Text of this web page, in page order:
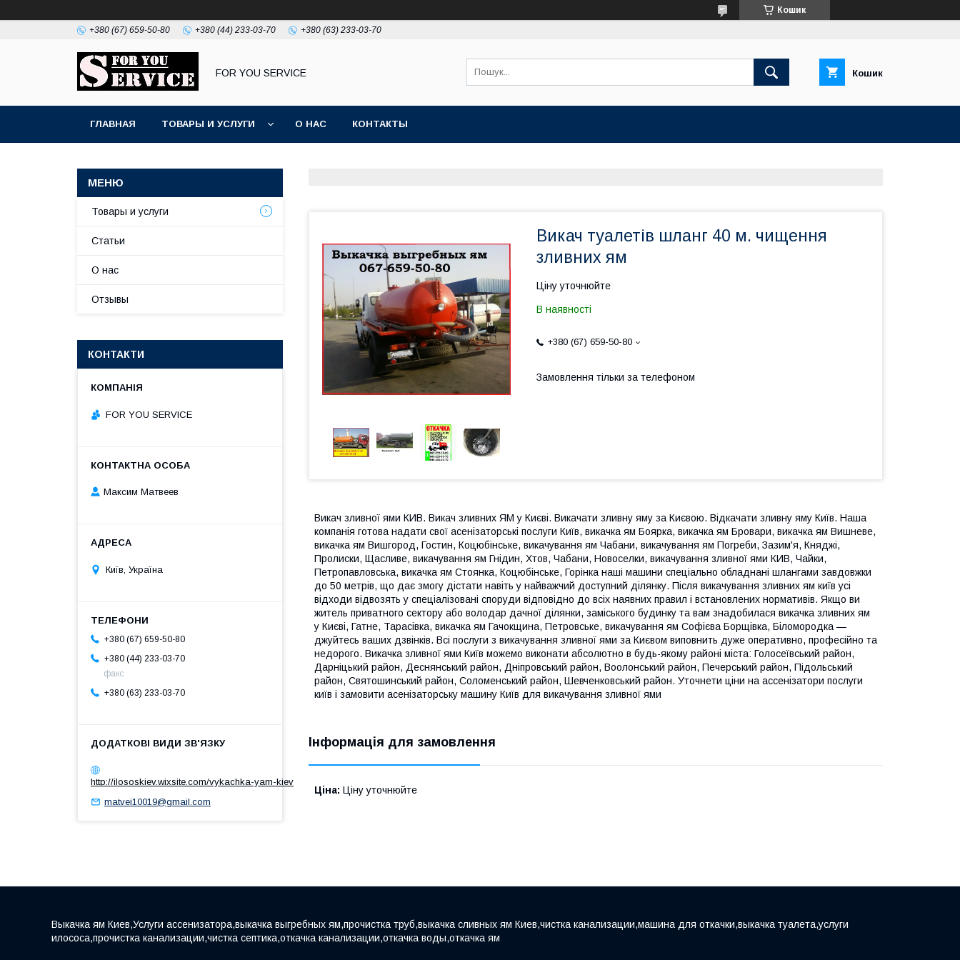
Кошик
+380 (67) 659-50-80 +380 (44) 233-03-70 +380 (63) 233-03-70
FOR YOU SERVICE Кошик
ГЛАВНАЯ ТОВАРЫ И УСЛУГИ О НАС КОНТАКТЫ
Викач туалетів шланг 40 м. чищення
зливних ям
Ціну уточнюйте
В наявності
+380 (67) 659-50-80
Замовлення тільки за телефоном
Викач зливної ями КИВ. Викач зливних ЯМ у Києві. Викачати зливну яму за Києвою. Відкачати зливну яму Київ. Наша
компанія готова надати свої асенізаторські послуги Київ, викачка ям Боярка, викачка ям Бровари, викачка ям Вишневе,
викачка ям Вишгород, Гостин, Коцюбінське, викачування ям Чабани, викачування ям Погреби, Зазим'я, Княджі,
Пролиски, Щасливе, викачування ям Гнідин, Хтов, Чабани, Новоселки, викачування зливної ями КИВ, Чайки,
Петропавловська, викачка ям Стоянка, Коцюбінське, Горінка наші машини спеціально обладнані шлангами завдовжки
до 50 метрів, що дає змогу дістати навіть у найважчий доступний ділянку. Після викачування зливних ям київ усі
відходи відвозять у спеціалізовані споруди відповідно до всіх наявних правил і встановлених нормативів. Якщо ви
житель приватного сектору або володар дачної ділянки, заміського будинку та вам знадобилася викачка зливних ям
у Києві, Гатне, Тарасівка, викачка ям Гачокщина, Петровське, викачування ям Софієва Борщівка, Біломородка —
джуйтесь ваших дзвінків. Всі послуги з викачування зливної ями за Києвом виповнить дуже оперативно, професійно та
недорого. Викачка зливної ями Київ можемо виконати абсолютно в будь-якому районі міста: Голосеївський район,
Дарніцький район, Деснянський район, Дніпровський район, Воолонський район, Печерський район, Підольський
район, Святошинський район, Соломенський район, Шевченковський район. Уточнети ціни на ассенізатори послуги
київ і замовити асенізаторську машину Київ для викачування зливної ями
Інформація для замовлення
Ціна: Ціну уточнюйте
Товары и услуги
Статьи
О нас
Отзывы
КОНТАКТИ
FOR YOU SERVICE
Максим Матвеев
Київ, Україна
+380 (67) 659-50-80
+380 (44) 233-03-70
факс
+380 (63) 233-03-70
http://ilososkiev.wixsite.com/vykachka-yam-kiev
matvei10019@gmail.com
Выкачка ям Киев,Услуги ассенизатора,выкачка выгребных ям,прочистка труб,выкачка сливных ям Киев,чистка канализации,машина для откачки,выкачка туалета,услуги
илососа,прочистка канализации,чистка септика,откачка канализации,откачка воды,откачка ям